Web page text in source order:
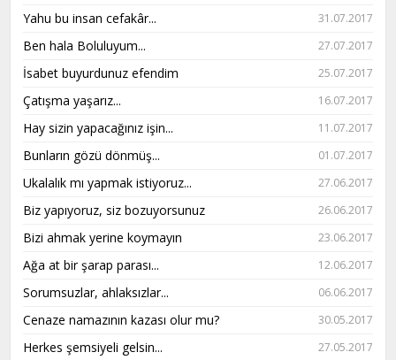
Yahu bu insan cefakâr... 31.07.2017
Ben hala Boluluyum... 27.07.2017
İsabet buyurdunuz efendim 25.07.2017
Çatışma yaşarız... 16.07.2017
Hay sizin yapacağınız işin... 11.07.2017
Bunların gözü dönmüş... 01.07.2017
Ukalalık mı yapmak istiyoruz... 27.06.2017
Biz yapıyoruz, siz bozuyorsunuz 26.06.2017
Bizi ahmak yerine koymayın 23.06.2017
Ağa at bir şarap parası... 12.06.2017
Sorumsuzlar, ahlaksızlar... 06.06.2017
Cenaze namazının kazası olur mu? 30.05.2017
Herkes şemsiyeli gelsin... 27.05.2017